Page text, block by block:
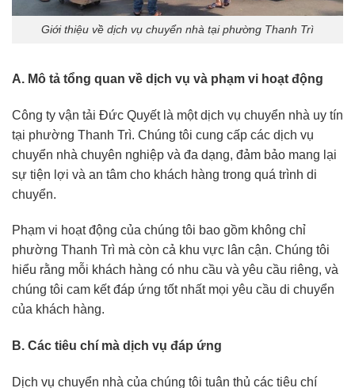
Giới thiệu về dịch vụ chuyển nhà tại phường Thanh Trì
A. Mô tả tổng quan về dịch vụ và phạm vi hoạt động
Công ty vận tải Đức Quyết là một dịch vụ chuyển nhà uy tín
tại phường Thanh Trì. Chúng tôi cung cấp các dịch vụ
chuyển nhà chuyên nghiệp và đa dạng, đảm bảo mang lại
sự tiện lợi và an tâm cho khách hàng trong quá trình di
chuyển.
Phạm vi hoạt động của chúng tôi bao gồm không chỉ
phường Thanh Trì mà còn cả khu vực lân cận. Chúng tôi
hiểu rằng mỗi khách hàng có nhu cầu và yêu cầu riêng, và
chúng tôi cam kết đáp ứng tốt nhất mọi yêu cầu di chuyển
của khách hàng.
B. Các tiêu chí mà dịch vụ đáp ứng
Dịch vụ chuyển nhà của chúng tôi tuân thủ các tiêu chí